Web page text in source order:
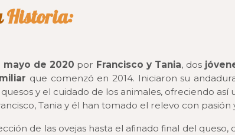
Historia:
mayo de 2020 por Francisco y Tania, dos
que comenzó en 2014. Iniciaron su
y el cuidado de los animales, ofreciendo
Tania y él han tomado el relevo con pasión
de las ovejas hasta el afinado final del